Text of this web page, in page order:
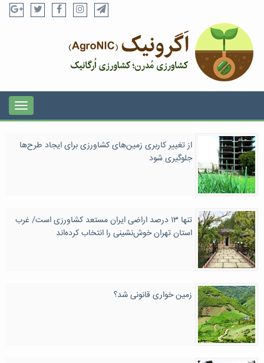
از تغییر کاربری زمین‌های کشاورزی برای ایجاد طرح‌ها
جلوگیری شود
تنها ۱۳ درصد اراضی ایران مستعد کشاورزی است/ غرب
استان تهران خوش‌نشینی را انتخاب کرده‌اند
زمین خواری قانونی شد؟